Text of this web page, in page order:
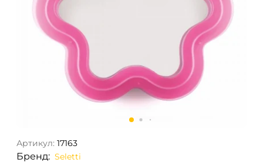
Артикул: 17163
Бренд: Seletti